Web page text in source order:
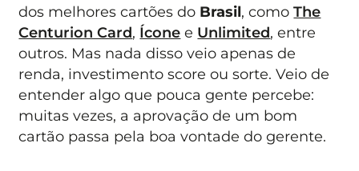
dos melhores cartões do Brasil, comoThe
Centurion Card, Ícone e Unlimited, entre
outros. Mas nada disso veio apenas de
renda, investimento score ou sorte. Veio de
entender algo que pouca gente percebe:
muitas vezes, a aprovação de um bom
cartão passa pela boa vontade do gerente.